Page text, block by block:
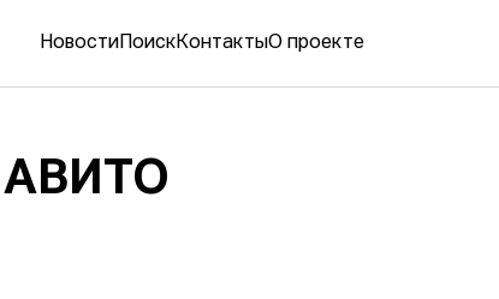
Новости ПоискКонтактыО проекте